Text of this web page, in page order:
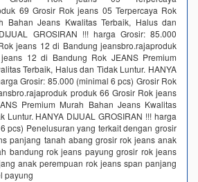
69 Grosir Rok jeans 05 Terpercaya Rok
Bahan Jeans Kwalitas Terbaik, Halus dan
GROSIRAN !!! harga Grosir: 85.000
jeans 12 di Bandung jeansbro.rajaproduk
12 di Bandung Rok JEANS Premium
Terbaik, Halus dan Tidak Luntur. HANYA
Grosir: 85.000 (minimal 6 pcs) Grosir Rok
produk 66 Grosir Rok jeans
Premium Murah Bahan Jeans Kwalitas
Luntur. HANYA DIJUAL GROSIRAN !!! harga
pcs) Penelusuran yang terkait dengan grosir
panjang tanah abang grosir rok jeans anak
bandung rok jeans payung grosir rok jeans
anak perempuan rok jeans span panjang
payung